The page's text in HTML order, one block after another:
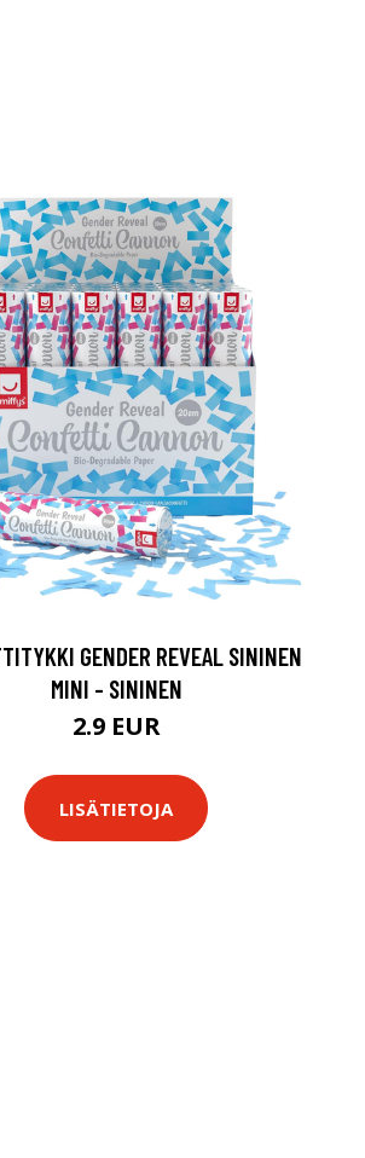
GENDER REVEAL SININEN
MINI - SININEN
2.9 EUR
LISÄTIETOJA